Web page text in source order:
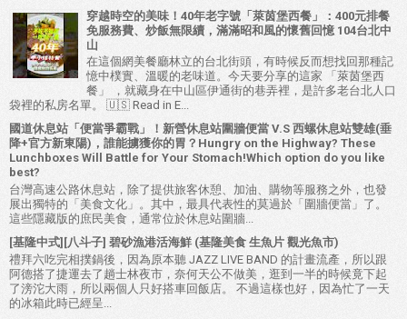
穿越時空的美味！40年老字號「萊茵堡西餐」：400元排餐
免服務費、炒飯無限續，滿滿昭和風的懷舊回憶 104台北中
山
在這個網美餐廳林立的台北街頭，有時候反而想找回那種記
憶中樸實、溫暖的老味道。今天要分享的這家 「萊茵堡西
餐」 ，就藏身在中山區伊通街的巷弄裡，是許多老台北人口
袋裡的私房名單。 🇺🇸 Read in E...
國道休息站「便當爭霸戰」！新營休息站圍牆便當 V.S 西螺休息站雙雄(垂
降+官方新東陽)，誰能擄獲你的胃？Hungry on the Highway? These
Lunchboxes Will Battle for Your Stomach!Which option do you like
best?
台灣高速公路休息站，除了提供旅客休憩、加油、購物等服務之外，也發
展出獨特的「美食文化」。其中，最具代表性的莫過於「圍牆便當」了。
這些隱藏版的庶民美食，通常位於休息站圍牆...
[基隆中式][八斗子] 碧砂漁港活海鮮 (基隆美食 生魚片 觀光魚市)
禮拜六吃完相撲鍋後，因為原本聽 JAZZ LIVE BAND 的計畫流產，所以跟
阿德搭了捷運去了趟士林夜市，奈何天公不做美，逛到一半的時候竟下起
了滂沱大雨，所以兩個人只好搭車回飯店。 不過這樣也好，因為忙了一天
的冰箱此時已經呈...